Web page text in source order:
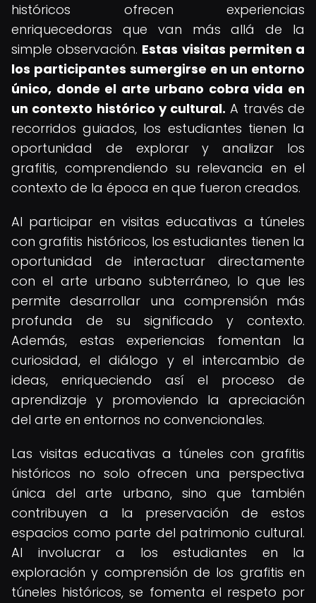
históricos ofrecen experiencias
enriquecedoras que van más allá de la
simple observación. Estas visitas permiten a
los participantes sumergirse en un entorno
único, donde el arte urbano cobra vida en
un contexto histórico y cultural. A través de
recorridos guiados, los estudiantes tienen la
oportunidad de explorar y analizar los
grafitis, comprendiendo su relevancia en el
contexto de la época en que fueron creados.
Al participar en visitas educativas a túneles
con grafitis históricos, los estudiantes tienen la
oportunidad de interactuar directamente
con el arte urbano subterráneo, lo que les
permite desarrollar una comprensión más
profunda de su significado y contexto.
Además, estas experiencias fomentan la
curiosidad, el diálogo y el intercambio de
ideas, enriqueciendo así el proceso de
aprendizaje y promoviendo la apreciación
del arte en entornos no convencionales.
Las visitas educativas a túneles con grafitis
históricos no solo ofrecen una perspectiva
única del arte urbano, sino que también
contribuyen a la preservación de estos
espacios como parte del patrimonio cultural.
Al involucrar a los estudiantes en la
exploración y comprensión de los grafitis en
túneles históricos, se fomenta el respeto por